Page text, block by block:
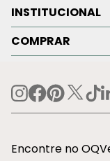
INSTITUCIONAL
COMPRAR
Encontre no